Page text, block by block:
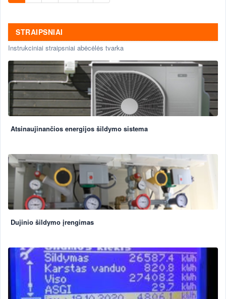
STRAIPSNIAI
Instrukciniai straipsniai abėcėlės tvarka
Atsinaujinančios energijos šildymo sistema
Dujinio šildymo įrengimas